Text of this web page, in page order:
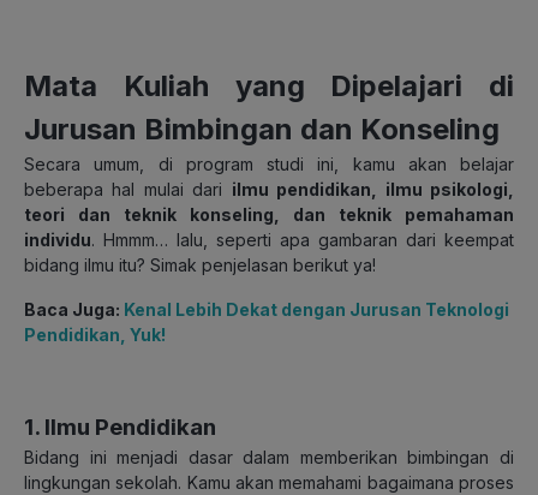
Mata Kuliah yang Dipelajari di
Jurusan Bimbingan dan Konseling
Secara umum, di program studi ini, kamu akan belajar
beberapa hal mulai dari ilmu pendidikan, ilmu psikologi,
teori dan teknik konseling, dan teknik pemahaman
individu. Hmmm… lalu, seperti apa gambaran dari keempat
bidang ilmu itu? Simak penjelasan berikut ya!
Baca Juga: Kenal Lebih Dekat dengan Jurusan Teknologi
Pendidikan, Yuk!
1. Ilmu Pendidikan
Bidang ini menjadi dasar dalam memberikan bimbingan di
lingkungan sekolah. Kamu akan memahami bagaimana proses